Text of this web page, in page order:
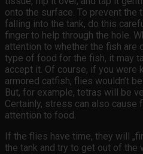
onto the surface. To prevent
falling into the tank, do this
finger to help through the hole.
attention to whether the fish are
type of food for the fish, it may
accept it. Of course, if you were
armored catfish, flies wouldn’t
But, for example, tetras will be
Certainly, stress can also cause
attention to food.
If the flies have time, they will
the tank and try to get out of the